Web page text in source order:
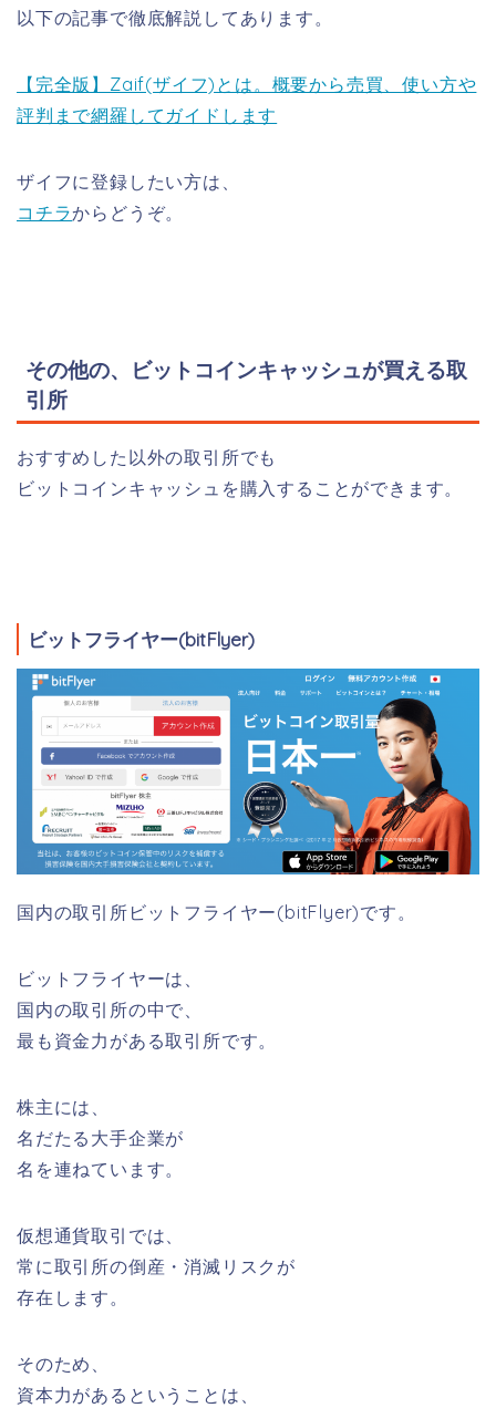
以下の記事で徹底解説してあります。
【完全版】Zaif(ザイフ)とは。概要から売買、使い方や
評判まで網羅してガイドします
ザイフに登録したい方は、
コチラからどうぞ。
その他の、ビットコインキャッシュが買える取
引所
おすすめした以外の取引所でも
ビットコインキャッシュを購入することができます。
ビットフライヤー(bitFlyer)
国内の取引所ビットフライヤー(bitFlyer)です。
ビットフライヤーは、
国内の取引所の中で、
最も資金力がある取引所です。
株主には、
名だたる大手企業が
名を連ねています。
仮想通貨取引では、
常に取引所の倒産・消滅リスクが
存在します。
そのため、
資本力があるということは、